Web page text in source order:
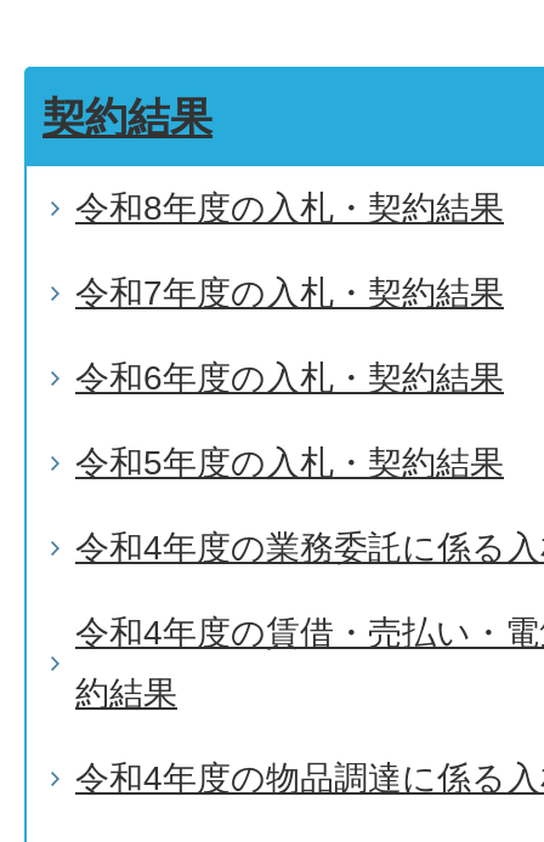
契約結果
令和8年度の入札・契約結果
令和7年度の入札・契約結果
令和6年度の入札・契約結果
令和5年度の入札・契約結果
令和4年度の業務委託に係る
令和4年度の賃借・売払い・
約結果
令和4年度の物品調達に係る